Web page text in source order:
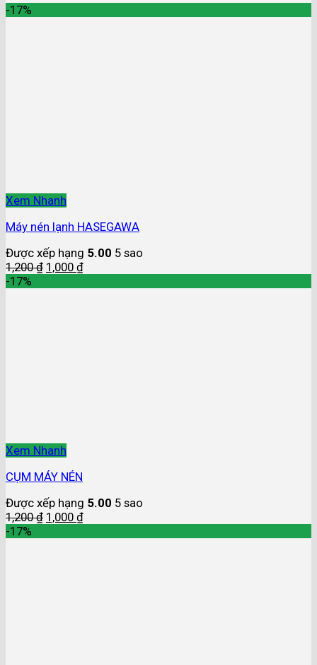
-17%
Xem Nhanh
Máy nén lạnh HASEGAWA
Được xếp hạng 5.00 5 sao
1,200₫ 1,000 ₫
-17%
Xem Nhanh
CỤM MÁY NÉN
Được xếp hạng 5.00 5 sao
1,200₫ 1,000 ₫
-17%